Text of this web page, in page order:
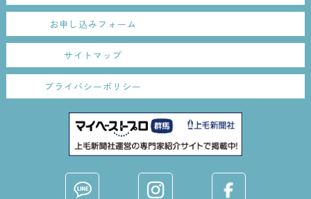
お申し込みフォーム
サイトマップ
プライバシーポリシー